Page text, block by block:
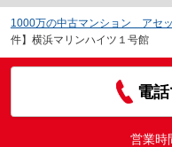
1000万の中古マンション アセ
件】横浜マリンハイツ１号館
電
営業時